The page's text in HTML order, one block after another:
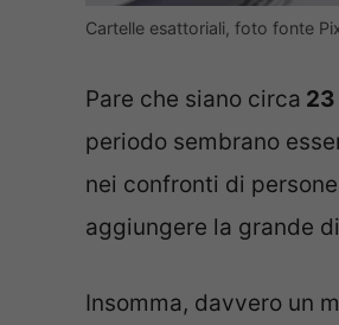
Cartelle esattoriali, foto fonte
Pare che siano circa
periodo sembrano
nei confronti di
aggiungere la grande
Insomma, davvero un